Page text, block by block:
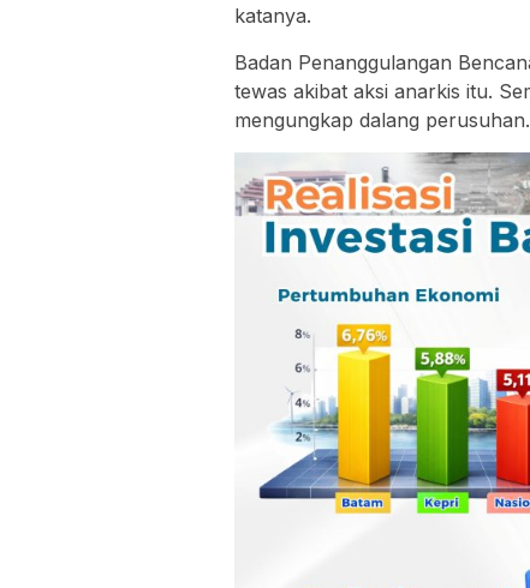
katanya.
Badan Penanggulangan
tewas akibat aksi anarkis itu.
mengungkap dalang